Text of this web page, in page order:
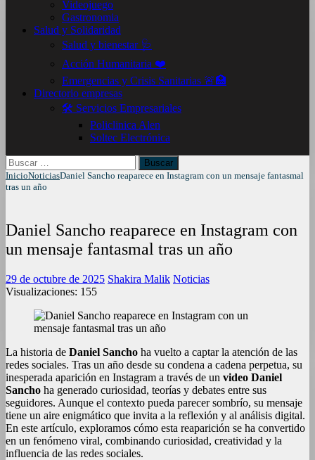
Videojuego
Gastronomia
Salud y Solidaridad
Salud y bienestar 🩺
Acción Humanitaria ❤️
Emergencias y Crisis Sanitarias 🚨🏥
Directorio empresas
🛠️ Servicios Empresariales
Policlinica Alen
Soltec Electrónica
Buscar:
InicioNoticiasDaniel Sancho reaparece en Instagram con un mensaje fantasmal
tras un año
Daniel Sancho reaparece en Instagram con
un mensaje fantasmal tras un año
29 de octubre de 2025 Shakira Malik Noticias
Visualizaciones: 155
La historia de Daniel Sancho ha vuelto a captar la atención de las
redes sociales. Tras un año desde su condena a cadena perpetua, su
inesperada aparición en Instagram a través de un video Daniel
Sancho ha generado curiosidad, teorías y debates entre sus
seguidores. Aunque el contexto pueda parecer sombrío, su mensaje
tiene un aire enigmático que invita a la reflexión y al análisis digital.
En este artículo, exploramos cómo esta reaparición se ha convertido
en un fenómeno viral, combinando curiosidad, creatividad y la
influencia de las redes sociales.